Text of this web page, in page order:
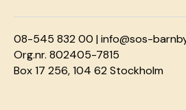
08-545 832 00 |info@sos-
Org.nr. 802405-7815
Box 17 256, 104 62 Stockholm